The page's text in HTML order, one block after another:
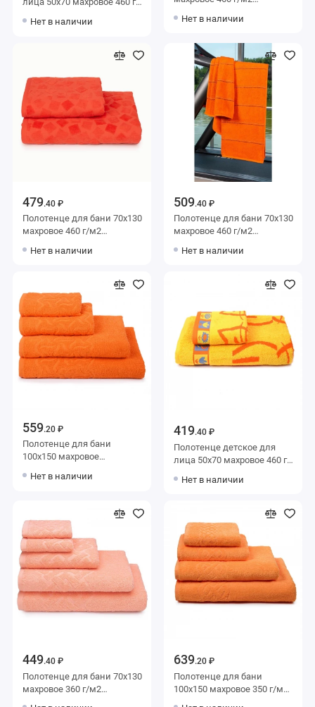
Донецкая мануфактура
Нет в наличии
мануфактура Spezzata
Нет в наличии
479.40 ₽
Полотенце для бани 70х130
махровое 460 г/м2
мануфактура Piccolo
Нет в наличии
509.40 ₽
Полотенце для бани 70х130
махровое 460 г/м2
мануфактура Forza
Нет в наличии
559.20 ₽
Полотенце для бани
100х150 махровое
мануфактура
Нет в наличии
419.40 ₽
Полотенце детское для
лица 50х70 махровое 460 г/
мануфактура Kitti
Нет в наличии
449.40 ₽
Полотенце для бани 70х130
махровое 360 г/м2
639.20 ₽
Полотенце для бани
100х150 махровое 350 г/м2